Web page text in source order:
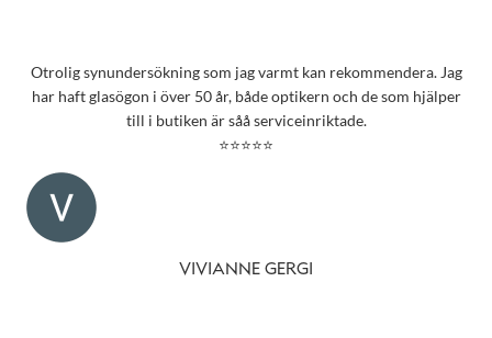
Otrolig synundersökning som jag varmt kan rekommendera. Jag
har haft glasögon i över 50 år, både optikern och de som hjälper
till i butiken är såå serviceinriktade.
⭐⭐⭐⭐⭐
VIVIANNE GERGI